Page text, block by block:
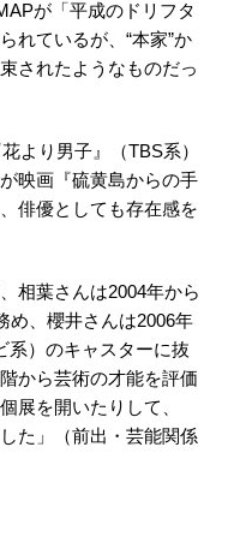
が「平成のドリフタ
れているが、“本家”か
されたようなものだっ
より男子』（TBS系）
映画『硫黄島からの手
俳優としても存在感を
相葉さんは2004年から
め、櫻井さんは2006年
系）のキャスターに抜
から芸術の才能を評価
展を開いたりして、
た」（前出・芸能関係